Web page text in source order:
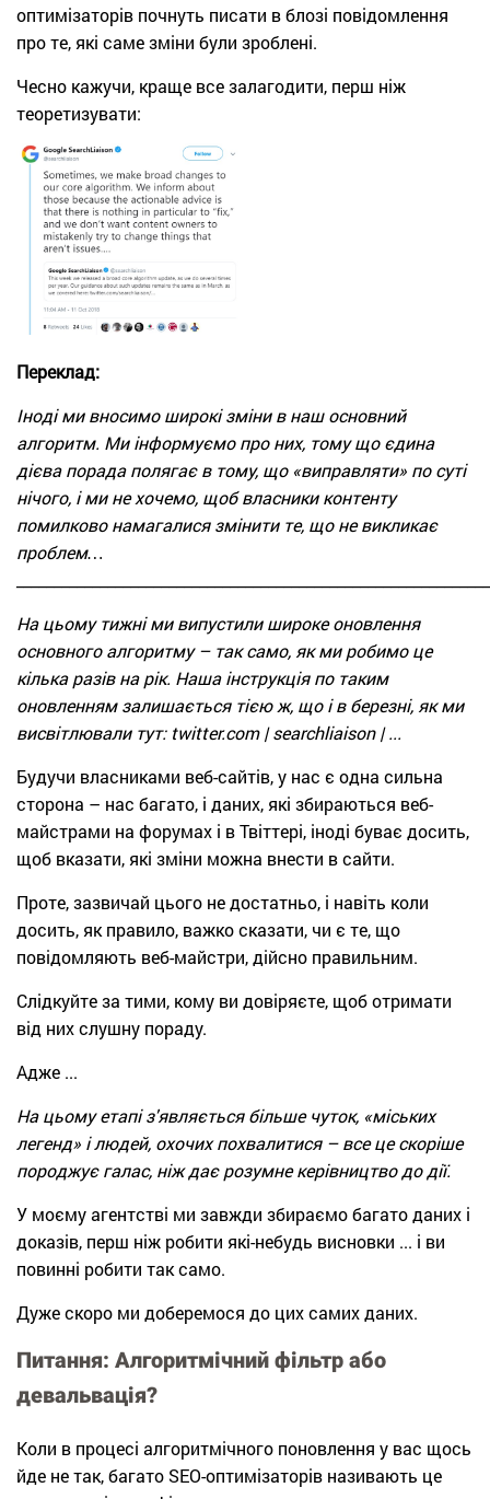
оптимізаторів почнуть писати в блозі повідомлення
про те, які саме зміни були зроблені.
Чесно кажучи, краще все залагодити, перш ніж
теоретизувати:
Переклад:
Іноді ми вносимо широкі зміни в наш основний
алгоритм. Ми інформуємо про них, тому що єдина
дієва порада полягає в тому, що «виправляти» по суті
нічого, і ми не хочемо, щоб власники контенту
помилково намагалися змінити те, що не викликає
проблем…
На цьому тижні ми випустили широке оновлення
основного алгоритму – так само, як ми робимо це
кілька разів на рік. Наша інструкція по таким
оновленням залишається тією ж, що і в березні, як ми
висвітлювали тут: twitter.com | searchliaison | ...
Будучи власниками веб-сайтів, у нас є одна сильна
сторона – нас багато, і даних, які збираються веб-
майстрами на форумах і в Твіттері, іноді буває досить,
щоб вказати, які зміни можна внести в сайти.
Проте, зазвичай цього не достатньо, і навіть коли
досить, як правило, важко сказати, чи є те, що
повідомляють веб-майстри, дійсно правильним.
Слідкуйте за тими, кому ви довіряєте, щоб отримати
від них слушну пораду.
Адже ...
На цьому етапі з'являється більше чуток, «міських
легенд» і людей, охочих похвалитися – все це скоріше
породжує галас, ніж дає розумне керівництво до дії.
У моєму агентстві ми завжди збираємо багато даних і
доказів, перш ніж робити які-небудь висновки ... і ви
повинні робити так само.
Дуже скоро ми доберемося до цих самих даних.
Питання: Алгоритмічний фільтр або
девальвація?
Коли в процесі алгоритмічного поновлення у вас щось
йде не так, багато SEO-оптимізаторів називають це